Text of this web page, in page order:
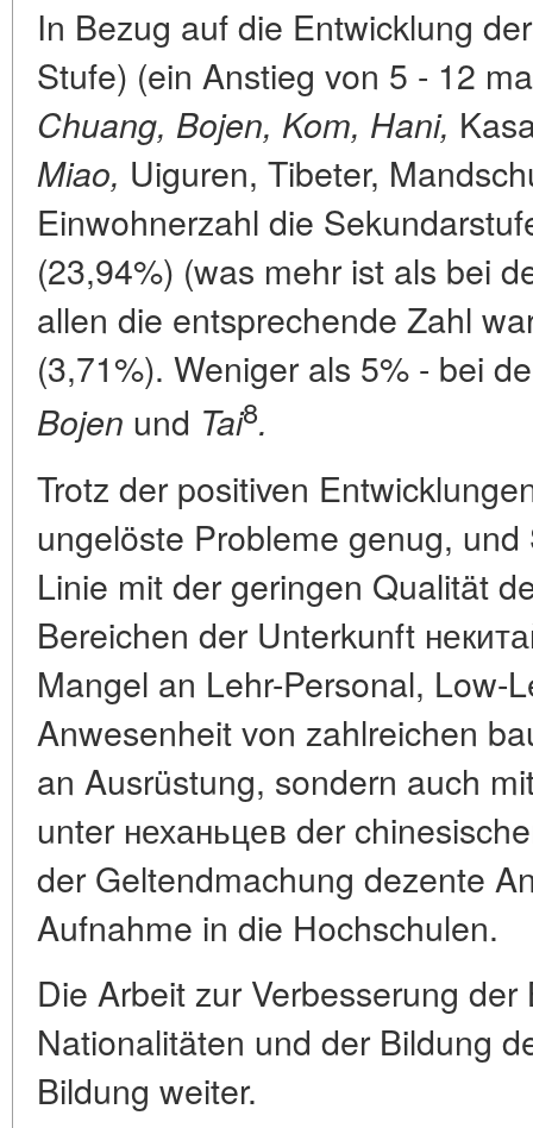
In Bezug auf die Entwicklung
Stufe) (ein Anstieg von 5 - 12
Chuang, Bojen, Kom, Hani,
Miao, Uiguren, Tibeter,
Einwohnerzahl die
(23,94%) (was mehr ist als bei
allen die entsprechende Zahl
(3,71%). Weniger als 5% - bei
Bojen und Tai8.
Trotz der positiven
ungelöste Probleme genug,
Linie mit der geringen Qualität
Bereichen der Unterkunft
Mangel an Lehr-Personal, Low-
Anwesenheit von zahlreichen
an Ausrüstung, sondern auch
unter неханьцев der
der Geltendmachung dezente
Aufnahme in die Hochschulen.
Die Arbeit zur Verbesserung der
Nationalitäten und der Bildung
Bildung weiter.